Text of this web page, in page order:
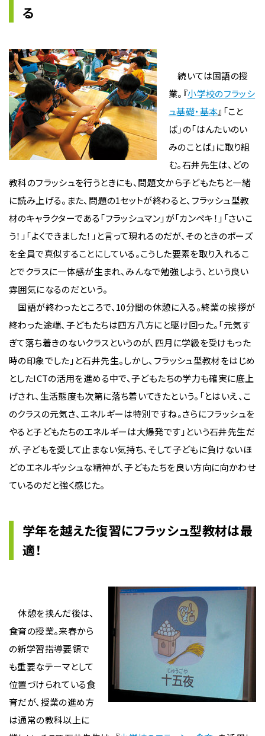
る
続いては国語の授
業。『小学校のフラッシ
ュ基礎・基本』「こと
ば」の「はんたいのい
みのことば」に取り組
む。石井先生は、どの
教科のフラッシュを行うときにも、問題文から子どもたちと一緒
に読み上げる。また、問題の1セットが終わると、フラッシュ型教
材のキャラクターである「フラッシュマン」が「カンペキ！」「さいこ
う！」「よくできました！」と言って現れるのだが、そのときのポーズ
を全員で真似することにしている。こうした要素を取り入れるこ
とでクラスに一体感が生まれ、みんなで勉強しよう、という良い
雰囲気になるのだという。
国語が終わったところで、10分間の休憩に入る。終業の挨拶が
終わった途端、子どもたちは四方八方にと駆け回った。「元気す
ぎて落ち着きのないクラスというのが、四月に学級を受けもった
時の印象でした」と石井先生。しかし、フラッシュ型教材をはじめ
としたICTの活用を進める中で、子どもたちの学力も確実に底上
げされ、生活態度も次第に落ち着いてきたという。「とはいえ、こ
のクラスの元気さ、エネルギーは特別ですね。さらにフラッシュを
やると子どもたちのエネルギーは大爆発です」という石井先生だ
が、子どもを愛して止まない気持ち、そして子どもに負けないほ
どのエネルギッシュな精神が、子どもたちを良い方向に向かわせ
ているのだと強く感じた。
学年を越えた復習にフラッシュ型教材は最
適！
休憩を挟んだ後は、
食育の授業。来春から
の新学習指導要領で
も重要なテーマとして
位置づけられている食
育だが、授業の進め方
は通常の教科以上に